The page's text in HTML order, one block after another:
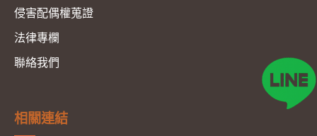
侵害配偶權蒐證
法律專欄
聯絡我們
相關連結